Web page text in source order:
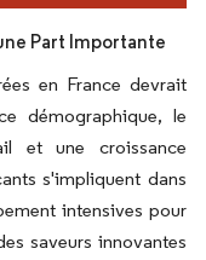
Part Importante
en France devrait
démographique, le
et une croissance
s'impliquent dans
intensives pour
saveurs innovantes